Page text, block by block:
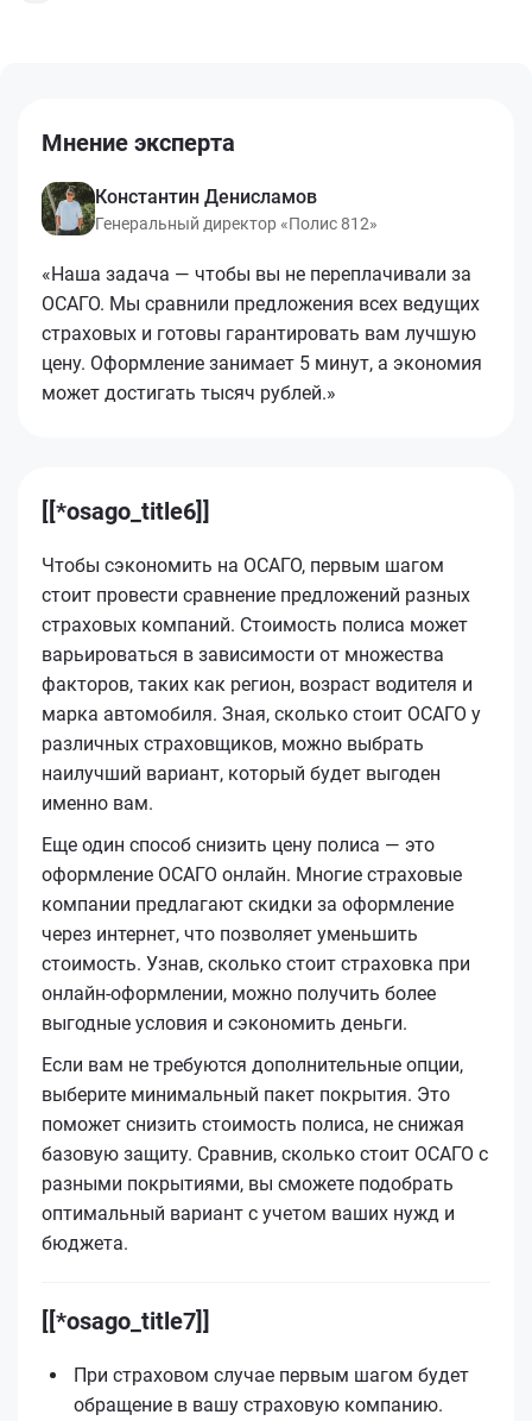
Мнение эксперта
Константин Денисламов
Генеральный директор «Полис 812»
«Наша задача — чтобы вы не переплачивали за
ОСАГО. Мы сравнили предложения всех ведущих
страховых и готовы гарантировать вам лучшую
цену. Оформление занимает 5 минут, а экономия
может достигать тысяч рублей.»
[[*osago_title6]]
Чтобы сэкономить на ОСАГО, первым шагом
стоит провести сравнение предложений разных
страховых компаний. Стоимость полиса может
варьироваться в зависимости от множества
факторов, таких как регион, возраст водителя и
марка автомобиля. Зная, сколько стоит ОСАГО у
различных страховщиков, можно выбрать
наилучший вариант, который будет выгоден
именно вам.
Еще один способ снизить цену полиса — это
оформление ОСАГО онлайн. Многие страховые
компании предлагают скидки за оформление
через интернет, что позволяет уменьшить
стоимость. Узнав, сколько стоит страховка при
онлайн-оформлении, можно получить более
выгодные условия и сэкономить деньги.
Если вам не требуются дополнительные опции,
выберите минимальный пакет покрытия. Это
поможет снизить стоимость полиса, не снижая
базовую защиту. Сравнив, сколько стоит ОСАГО с
разными покрытиями, вы сможете подобрать
оптимальный вариант с учетом ваших нужд и
бюджета.
[[*osago_title7]]
При страховом случае первым шагом будет
обращение в вашу страховую компанию.